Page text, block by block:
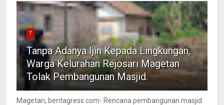
7
Tanpa Adanya Ijin Kepada Lingkungan,
Warga Kelurahan Rejosari Magetan
Tolak Pembangunan Masjid.
Magetan, beritagress.com- Rencana pembangunan masjid